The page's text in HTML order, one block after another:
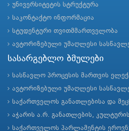
უნივერსიტეტის სტრუქტურა
საკონტაქტო ინფორმაცია
სტუდენტური თვითმმართველობა
ავტორიზებული უმაღლესი
სასარგებლო ბმულები
სასწავლო პროცესის მართვის
ავტორიზებული უმაღლესი
საქართველოს განათლებისა და
აჭარის ა.რ. განათლების,
საქართველოს პარლამენტის